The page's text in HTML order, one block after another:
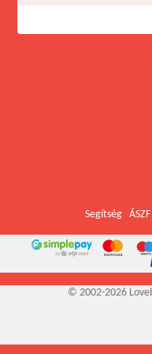
Segítség ÁSZF
© 2002-2026